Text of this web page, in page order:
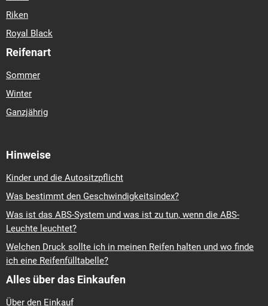
Riken
Royal Black
Reifenart
Sommer
Winter
Ganzjährig
Hinweise
Kinder und die Autositzpflicht
Was bestimmt den Geschwindigkeitsindex?
Was ist das ABS-System und was ist zu tun, wenn die ABS-
Leuchte leuchtet?
Welchen Druck sollte ich in meinen Reifen halten und wo finde
ich eine Reifenfülltabelle?
Alles über das Einkaufen
Über den Einkauf